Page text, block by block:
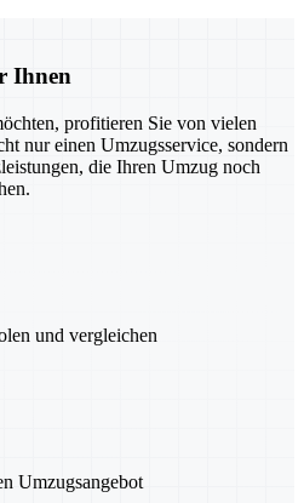
Ihnen
profitieren Sie von vielen
nur einen Umzugsservice, sondern
die Ihren Umzug noch
und vergleichen
Umzugsangebot